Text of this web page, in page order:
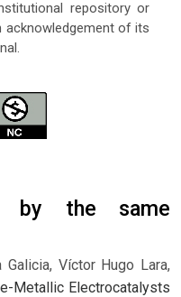
repository or
acknowledgement of its
by the same
Galicia, Víctor Hugo Lara,
Metallic Electrocatalysts